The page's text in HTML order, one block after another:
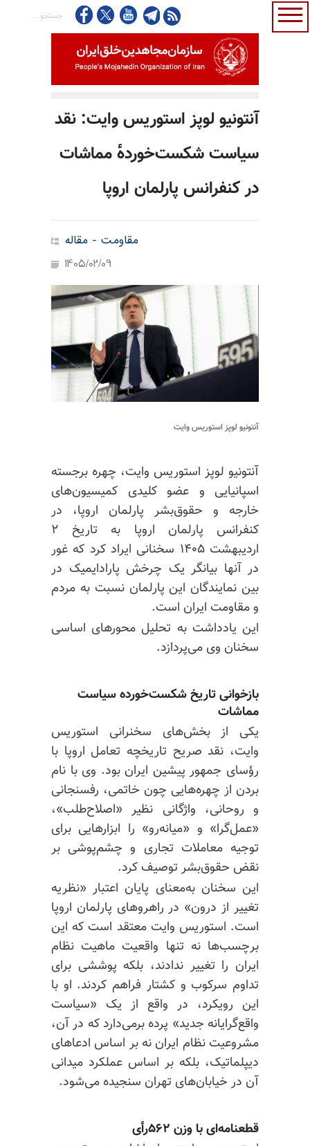
آنتونیو لوپز استوریس وایت: نقد
سیاست شکست‌خورده‌ٔ مماشات
در کنفرانس پارلمان اروپا
مقاومت - مقاله
1405/02/09
آنتونیو لوپز استوریس وایت
آنتونیو لوپز استوریس وایت، چهره برجسته
اسپانیایی و عضو کلیدی کمیسیون‌های
خارجه و حقوق‌بشر پارلمان اروپا، در
کنفرانس پارلمان اروپا به تاریخ ۲
اردیبهشت ۱۴۰۵ سخنانی ایراد کرد که غور
در آنها بیانگر یک چرخش پارادایمیک در
بین نمایندگان این پارلمان نسبت به مردم
و مقاومت ایران است.
این یادداشت به تحلیل محورهای اساسی
سخنان وی می‌پردازد.
بازخوانی تاریخ شکست‌خورده سیاست
مماشات
یکی از بخش‌های سخنرانی استوریس
وایت، نقد صریح تاریخچه تعامل اروپا با
رؤسای جمهور پیشین ایران بود. وی با نام
بردن از چهره‌هایی چون خاتمی، رفسنجانی
و روحانی، واژگانی نظیر «اصلاح‌طلب»،
«عمل‌گرا» و «میانه‌رو» را ابزارهایی برای
توجیه معاملات تجاری و چشم‌پوشی بر
نقض حقوق‌بشر توصیف کرد.
این سخنان به‌معنای پایان اعتبار «نظریه
تغییر از درون» در راهروهای پارلمان اروپا
است. استوریس وایت معتقد است که این
برچسب‌ها نه تنها واقعیت ماهیت نظام
ایران را تغییر ندادند، بلکه پوششی برای
تداوم سرکوب و کشتار فراهم کردند. او با
این رویکرد، در واقع از یک «سیاست
واقع‌گرایانه جدید» پرده برمی‌دارد که در آن،
مشروعیت نظام ایران نه بر اساس ادعاهای
دیپلماتیک، بلکه بر اساس عملکرد میدانی
آن در خیابان‌های تهران سنجیده می‌شود.
قطعنامه‌ای با وزن ۵۶۲رأی